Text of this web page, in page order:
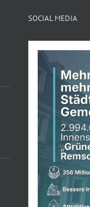
SOCIAL MEDIA